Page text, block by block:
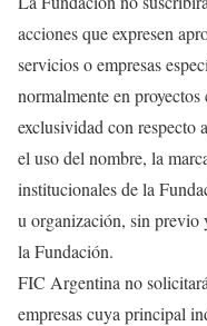
acciones que expresen
servicios o empresas
normalmente en
exclusividad con respecto
el uso del nombre, la
institucionales de la
u organización, sin previo
la Fundación.
FIC Argentina no
empresas cuya principal